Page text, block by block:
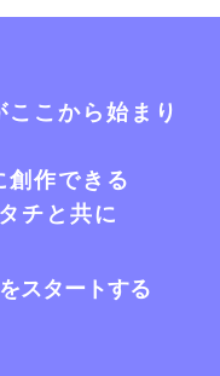
こから始まり
作できる
チと共に
スタートする